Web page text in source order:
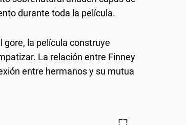
durante toda la película.
gore, la película construye
La relación entre Finney
entre hermanos y su mutua